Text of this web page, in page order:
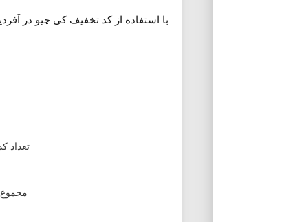
با استفاده از کد تخفیف کی چیو در
تعداد
مجموع